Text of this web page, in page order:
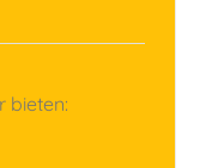
bieten: